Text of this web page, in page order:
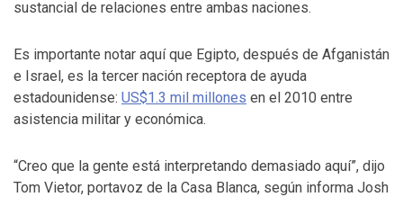
sustancial de relaciones entre ambas naciones.
Es importante notar aquí que Egipto, después de Afganistán
e Israel, es la tercer nación receptora de ayuda
estadounidense: US$1.3 mil millones en el 2010 entre
asistencia militar y económica.
“Creo que la gente está interpretando demasiado aquí”, dijo
Tom Vietor, portavoz de la Casa Blanca, según informa Josh